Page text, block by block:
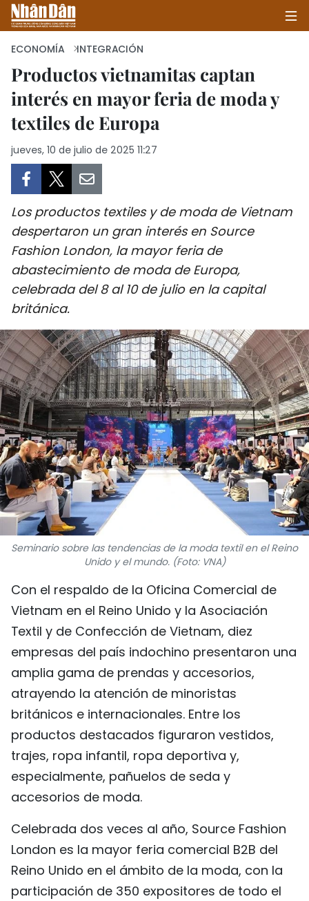
INICIO
POLÍTICA
SALUD - MEDIO AMBIENTE
CULTURA - ENTRETENIMIENTO
INTERNACIONAL
DEPORTES
VIAJES
PUENTE DE AMISTAD
HISTORIAS MULTIMEDIA
FOTOGRAFÍA
¿QUIÉNES SOMOS?
ENGLISH
中文
FRANÇAIS
РУССКИЙ
ECONOMÍA INTEGRACIÓN
Productos vietnamitas captan
interés en mayor feria de moda y
textiles de Europa
jueves, 10 de julio de 2025 11:27
Los productos textiles y de moda de Vietnam
despertaron un gran interés en Source
Fashion London, la mayor feria de
abastecimiento de moda de Europa,
celebrada del 8 al 10 de julio en la capital
británica.
Seminario sobre las tendencias de la moda textil en el Reino
Unido y el mundo. (Foto: VNA)
Con el respaldo de la Oficina Comercial de
Vietnam en el Reino Unido y la Asociación
Textil y de Confección de Vietnam, diez
empresas del país indochino presentaron una
amplia gama de prendas y accesorios,
atrayendo la atención de minoristas
británicos e internacionales. Entre los
productos destacados figuraron vestidos,
trajes, ropa infantil, ropa deportiva y,
especialmente, pañuelos de seda y
accesorios de moda.
Celebrada dos veces al año, Source Fashion
London es la mayor feria comercial B2B del
Reino Unido en el ámbito de la moda, con la
participación de 350 expositores de todo el